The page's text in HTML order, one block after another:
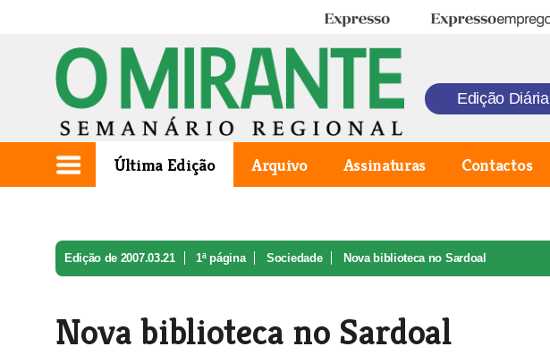
Expresso Expresso Emprego
Edição Diária
Última Edição Arquivo Assinaturas Contactos
Edição de 2007.03.21 1ª página Sociedade Nova biblioteca no Sardoal
Nova biblioteca no Sardoal